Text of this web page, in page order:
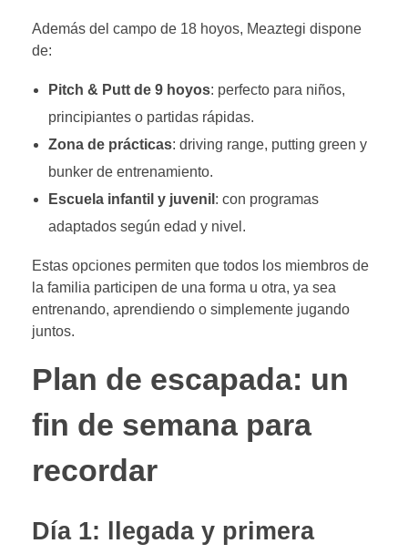
Además del campo de 18 hoyos, Meaztegi dispone
de:
Pitch & Putt de 9 hoyos: perfecto para niños,
principiantes o partidas rápidas.
Zona de prácticas: driving range, putting green y
bunker de entrenamiento.
Escuela infantil y juvenil : con programas
adaptados según edad y nivel.
Estas opciones permiten que todos los miembros de
la familia participen de una forma u otra, ya sea
entrenando, aprendiendo o simplemente jugando
juntos.
Plan de escapada: un
fin de semana para
recordar
Día 1: llegada y primera